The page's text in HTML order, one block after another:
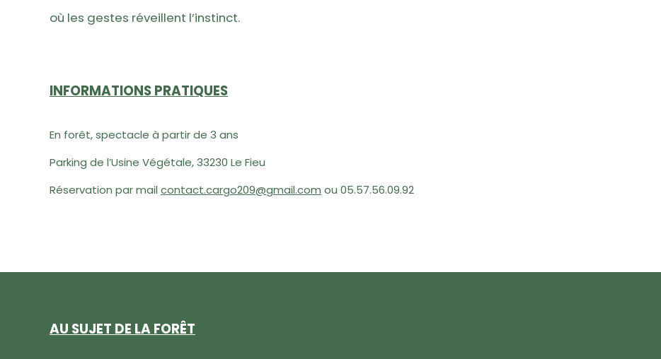
où les gestes réveillent l’instinct.
INFORMATIONS PRATIQUES
En forêt, spectacle à partir de 3 ans
Parking de l’Usine Végétale, 33230 Le Fieu
Réservation par mail contact.cargo209@gmail.com ou 05.57.56.09.92
AU SUJET DE LA FORÊT